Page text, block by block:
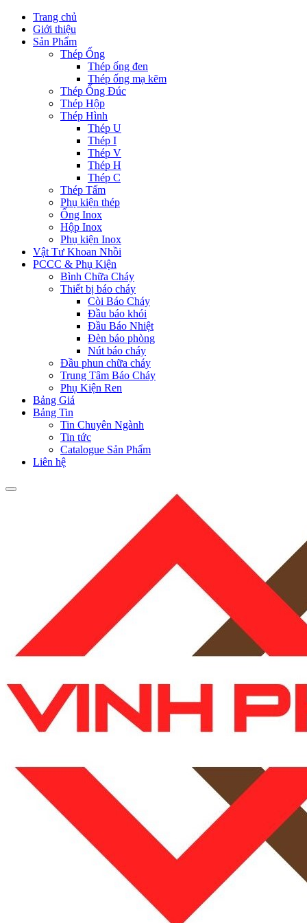
Trang chủ
Giới thiệu
Sản Phẩm
Thép Ống
Thép ống đen
Thép ống mạ kẽm
Thép Ống Đúc
Thép Hộp
Thép Hình
Thép U
Thép I
Thép V
Thép H
Thép C
Thép Tấm
Phụ kiện thép
Ống Inox
Hộp Inox
Phụ kiện Inox
Vật Tư Khoan Nhồi
PCCC & Phụ Kiện
Bình Chữa Cháy
Thiết bị báo cháy
Còi Báo Cháy
Đầu báo khói
Đầu Báo Nhiệt
Đèn báo phòng
Nút báo cháy
Đầu phun chữa cháy
Trung Tâm Báo Cháy
Phụ Kiện Ren
Bảng Giá
Bảng Tin
Tin Chuyên Ngành
Tin tức
Catalogue Sản Phẩm
Liên hệ